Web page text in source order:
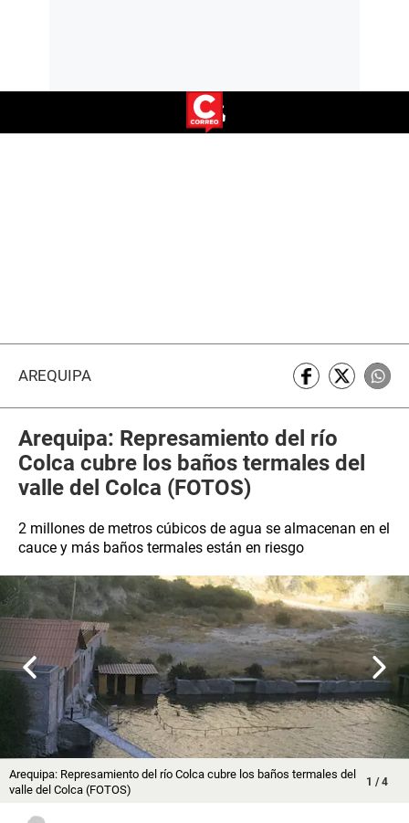
AREQUIPA
Arequipa: Represamiento del río
Colca cubre los baños termales del
valle del Colca (FOTOS)
2 millones de metros cúbicos de agua se almacenan en el
cauce y más baños termales están en riesgo
1 /4
Arequipa: Represamiento del río Colca cubre los baños termales del
valle del Colca (FOTOS)